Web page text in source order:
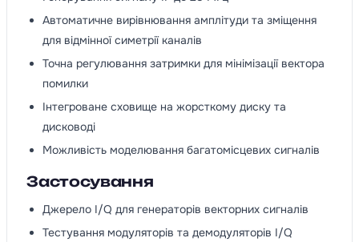
Автоматичне вирівнювання амплітуди та зміщення
для відмінної симетрії каналів
Точна регулювання затримки для мінімізації вектора
помилки
Інтегроване сховище на жорсткому диску та
дисководі
Можливість моделювання багатомісцевих сигналів
Застосування
Джерело I/Q для генераторів векторних сигналів
Тестування модуляторів та демодуляторів I/Q